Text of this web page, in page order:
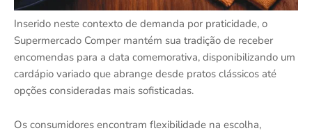
Inserido neste contexto de demanda por praticidade, o
Supermercado Comper mantém sua tradição de receber
encomendas para a data comemorativa, disponibilizando um
cardápio variado que abrange desde pratos clássicos até
opções consideradas mais sofisticadas.
Os consumidores encontram flexibilidade na escolha,